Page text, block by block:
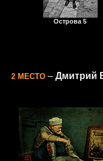
Острова 5
2 МЕСТО– Дмитрий